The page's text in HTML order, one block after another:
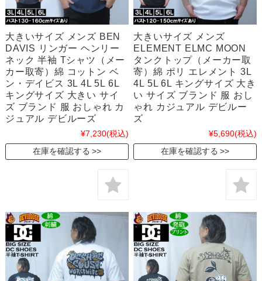
大きいサイズ メンズ BEN
DAVIS リンガー ヘンリー
ネック 半袖 Tシャツ（メー
カー取寄）綿 コットン ベ
ン・デイビス 3L 4L 5L 6L
キングサイズ 大きい サイ
ズ ブランド 服 おしゃれ カ
ジュアル デビルーズ
¥7,230(税込)
在庫を確認する
大きいサイズ メンズ
ELEMENT ELMC MOON
タンクトップ（メーカー取
寄）綿 ポリ エレメント 3L
4L 5L 6L キングサイズ 大き
い サイズ ブランド 服 おし
ゃれ カジュアル デビルー
ズ
¥5,690(税込)
在庫を確認する